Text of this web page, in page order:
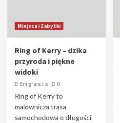
Miejsca i Zabytki
Ring of Kerry – dzika
przyroda i piękne
widoki
Emigranci.ie 0
Ring of Kerry to
malownicza trasa
samochodowa o długości